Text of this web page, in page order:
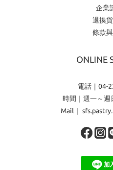
企業
退換
條款
ONLINE
電話｜04-
時間｜週一～
Mail｜